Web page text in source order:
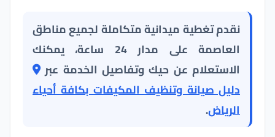
نقدم تغطية ميدانية متكاملة لجميع مناطق
العاصمة على مدار 24 ساعة، يمكنك
الاستعلام عن حيك وتفاصيل الخدمة عبر
دليل صيانة وتنظيف المكيفات بكافة أحياء
الرياض.